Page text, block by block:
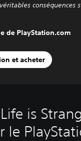
conséquences
de PlayStation.com
et acheter
is
le